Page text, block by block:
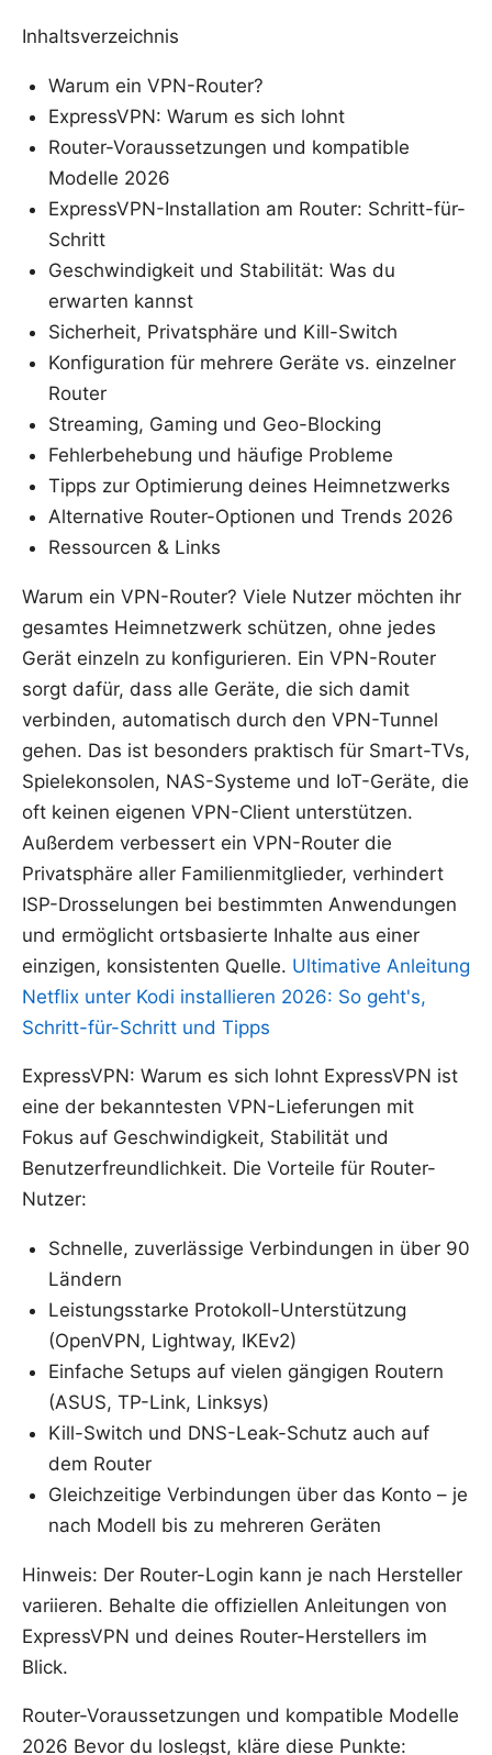
Inhaltsverzeichnis
Warum ein VPN-Router?
ExpressVPN: Warum es sich lohnt
Router-Voraussetzungen und kompatible
Modelle 2026
ExpressVPN-Installation am Router: Schritt-für-
Schritt
Geschwindigkeit und Stabilität: Was du
erwarten kannst
Sicherheit, Privatsphäre und Kill-Switch
Konfiguration für mehrere Geräte vs. einzelner
Router
Streaming, Gaming und Geo-Blocking
Fehlerbehebung und häufige Probleme
Tipps zur Optimierung deines Heimnetzwerks
Alternative Router-Optionen und Trends 2026
Ressourcen & Links
Warum ein VPN-Router? Viele Nutzer möchten ihr
gesamtes Heimnetzwerk schützen, ohne jedes
Gerät einzeln zu konfigurieren. Ein VPN-Router
sorgt dafür, dass alle Geräte, die sich damit
verbinden, automatisch durch den VPN-Tunnel
gehen. Das ist besonders praktisch für Smart-TVs,
Spielekonsolen, NAS-Systeme und IoT-Geräte, die
oft keinen eigenen VPN-Client unterstützen.
Außerdem verbessert ein VPN-Router die
Privatsphäre aller Familienmitglieder, verhindert
ISP-Drosselungen bei bestimmten Anwendungen
und ermöglicht ortsbasierte Inhalte aus einer
einzigen, konsistenten Quelle. Ultimative Anleitung
Netflix unter Kodi installieren 2026: So geht's,
Schritt-für-Schritt und Tipps
ExpressVPN: Warum es sich lohnt ExpressVPN ist
eine der bekanntesten VPN-Lieferungen mit
Fokus auf Geschwindigkeit, Stabilität und
Benutzerfreundlichkeit. Die Vorteile für Router-
Nutzer:
Schnelle, zuverlässige Verbindungen in über 90
Ländern
Leistungsstarke Protokoll-Unterstützung
(OpenVPN, Lightway, IKEv2)
Einfache Setups auf vielen gängigen Routern
(ASUS, TP-Link, Linksys)
Kill-Switch und DNS-Leak-Schutz auch auf
dem Router
Gleichzeitige Verbindungen über das Konto – je
nach Modell bis zu mehreren Geräten
Hinweis: Der Router-Login kann je nach Hersteller
variieren. Behalte die offiziellen Anleitungen von
ExpressVPN und deines Router-Herstellers im
Blick.
Router-Voraussetzungen und kompatible Modelle
2026 Bevor du loslegst, kläre diese Punkte: